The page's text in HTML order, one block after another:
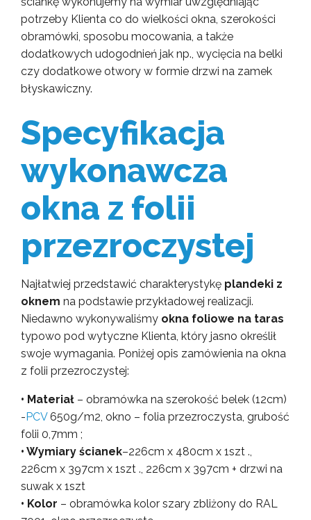
potrzeby Klienta co do wielkości okna, szerokości
obramówki, sposobu mocowania, a także
dodatkowych udogodnień jak np., wycięcia na belki
czy dodatkowe otwory w formie drzwi na zamek
błyskawiczny.
Specyfikacja
wykonawcza
okna z folii
przezroczystej
Najłatwiej przedstawić charakterystykę plandeki z
oknem na podstawie przykładowej realizacji.
Niedawno wykonywaliśmy okna foliowe na taras
typowo pod wytyczne Klienta, który jasno określił
swoje wymagania. Poniżej opis zamówienia na okna
z folii przezroczystej:
• Materiał – obramówka na szerokość belek (12cm)
- PCV650g/m2, okno – folia przezroczysta, grubość
folii 0,7mm ;
• Wymiary ścianek–226cm x 480cm x 1szt .,
226cm x 397cm x 1szt ., 226cm x 397cm + drzwi na
suwak x 1szt
• Kolor – obramówka kolor szary zbliżony do RAL